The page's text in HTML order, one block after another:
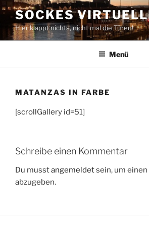
Zum
Inhalt
springen
SOCKES
Hier klappt nichts, nicht mal die Türen!
Menü
MATANZAS IN FARBE
[scrollGallery id=51]
Schreibe einen Kommentar
Du musstangemeldetsein, um
abzugeben.